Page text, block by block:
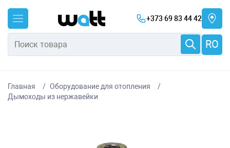
+373 69 83 44 42
RO
Главная
Оборудование для отопления
Дымоходы из нержавейки